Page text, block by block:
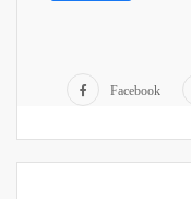
Facebook